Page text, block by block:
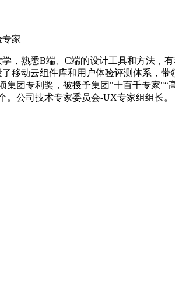
家
学，熟悉B端、C端的设计工具和方法，
移动云组件库和用户体验评测体系，
集团专利奖，被授予集团"十百千专家"“
。公司技术专家委员会-UX专家组组长。